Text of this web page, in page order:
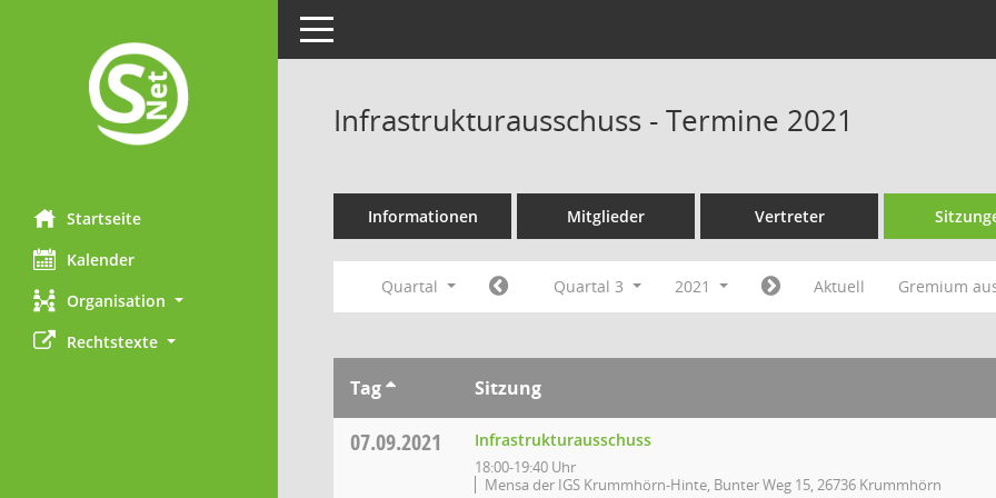
Startseite
Kalender
Organisation
Rechtstexte
Toggle navigation
Infrastrukturausschuss - Termine 2021
Informationen Mitglieder Vertreter
Quartal Quartal 3 2021 Aktuell Gremium
Tag Sitzung
07.09.2021 Infrastrukturausschuss
18:00-19:40 Uhr
Mensa der IGS Krummhörn-Hinte, Bunter Weg 15, 26736 Krummhörn